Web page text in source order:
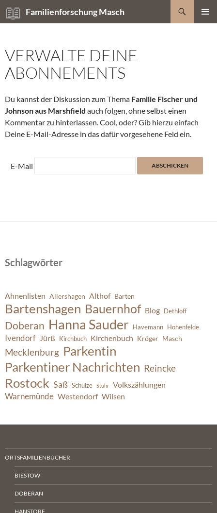
Zum
Inhalt
Familienforschung Masch
Suchen
VERWALTE DEINE
ABONNEMENTS
Du kannst der Diskussion zum Thema Familie Fischer und
Johnson aus Marshfield auch folgen, ohne selbst einen
Kommentar zu hinterlassen. Cool, oder? Gib hierzu einfach
Deine E-Mail-Adresse in das dafür vorgesehene Feld ein.
E-Mail
Schlagwörter
Ahnenlisten Allershagen Althof Barten
Bartenshagen Bauernhof Blog Dethloff
Doberan Hanna Sauder Havemann Hohenfelde
Ivendorf Jürß Kirchbuch Kirchenbuch Kröger Masch
Mecklenburg Parkentin
Parkentiner Nachrichten Reincke
Rostock Saß Schulze Stuhr Volkszählungen
Warnemünde Westendorf Wilsen
ORTSFAMILIENBÜCHER
BIESTOW
DOBERAN
HANSTORF